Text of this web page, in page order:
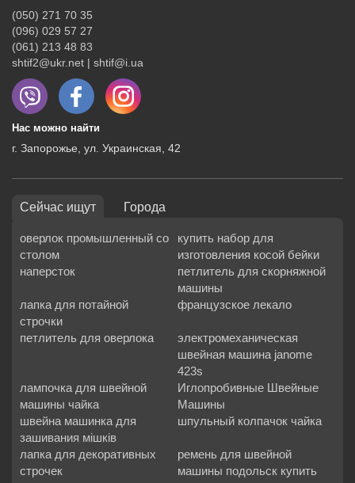
(050) 271 70 35
(096) 029 57 27
(061) 213 48 83
shtif2@ukr.net | shtif@i.ua
Нас можно найти
г. Запорожье, ул. Украинская, 42
Сейчас ищут Города
оверлок промышленный со
столом
купить набор для
изготовления косой бейки
наперсток
петлитель для скорняжной
машины
лапка для потайной
строчки
французское лекало
петлитель для оверлока
электромеханическая
швейная машина janome
423s
лампочка для швейной
машины чайка
Иглопробивные Швейные
Машины
швейна машинка для
зашивания мішків
шпульный колпачок чайка
лапка для декоративных
строчек
ремень для швейной
машины подольск купить